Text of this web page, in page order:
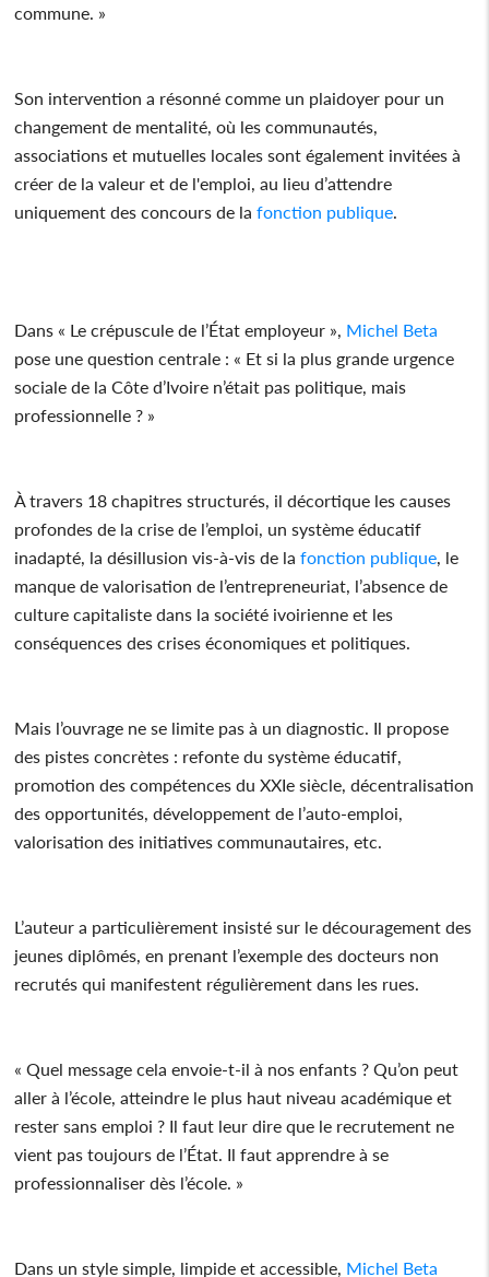
commune. »
Son intervention a résonné comme un plaidoyer pour un
changement de mentalité, où les communautés,
associations et mutuelles locales sont également invitées à
créer de la valeur et de l'emploi, au lieu d’attendre
uniquement des concours de la fonction publique
Dans « Le crépuscule de l’État employeur », Michel Beta
pose une question centrale : « Et si la plus grande urgence
sociale de la Côte d’Ivoire n’était pas politique, mais
professionnelle ? »
À travers 18 chapitres structurés, il décortique les causes
profondes de la crise de l’emploi, un système éducatif
inadapté, la désillusion vis-à-vis de la fonction publique , le
manque de valorisation de l’entrepreneuriat, l’absence de
culture capitaliste dans la société ivoirienne et les
conséquences des crises économiques et politiques.
Mais l’ouvrage ne se limite pas à un diagnostic. Il propose
des pistes concrètes : refonte du système éducatif,
promotion des compétences du XXIe siècle, décentralisation
des opportunités, développement de l’auto-emploi,
valorisation des initiatives communautaires, etc.
L’auteur a particulièrement insisté sur le découragement des
jeunes diplômés, en prenant l’exemple des docteurs non
recrutés qui manifestent régulièrement dans les rues.
« Quel message cela envoie-t-il à nos enfants ? Qu’on peut
aller à l’école, atteindre le plus haut niveau académique et
rester sans emploi ? Il faut leur dire que le recrutement ne
vient pas toujours de l’État. Il faut apprendre à se
professionnaliser dès l’école. »
Dans un style simple, limpide et accessible, Michel Beta